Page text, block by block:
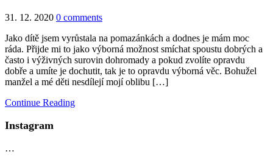
31. 12. 2020 0 comments
Jako dítě jsem vyrůstala na pomazánkách a dodnes je mám moc
ráda. Přijde mi to jako výborná možnost smíchat spoustu dobrých a
často i výživných surovin dohromady a pokud zvolíte opravdu
dobře a umíte je dochutit, tak je to opravdu výborná věc. Bohužel
manžel a mé děti nesdílejí mojí oblibu […]
Continue Reading
Instagram
…